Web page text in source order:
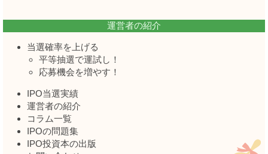
運営者の紹介
当選確率を上げる
平等抽選で運試し！
応募機会を増やす！
IPO当選実績
運営者の紹介
コラム一覧
IPOの問題集
IPO投資本の出版